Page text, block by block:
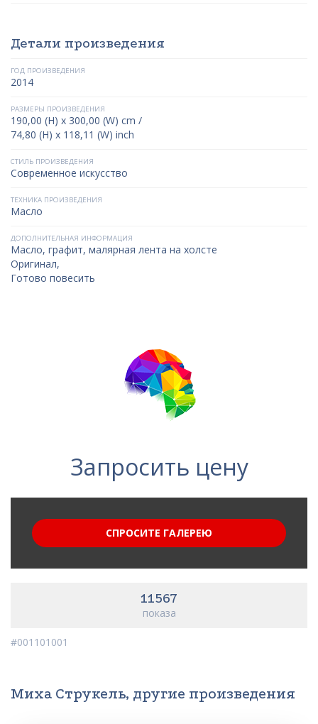
Детали произведения
ГОД ПРОИЗВЕДЕНИЯ
2014
РАЗМЕРЫ ПРОИЗВЕДЕНИЯ
190,00 (H) x 300,00 (W) cm /
74,80 (H) x 118,11 (W) inch
СТИЛЬ ПРОИЗВЕДЕНИЯ
Современное искусство
ТЕХНИКА ПРОИЗВЕДЕНИЯ
Масло
ДОПОЛНИТЕЛЬНАЯ ИНФОРМАЦИЯ
Mасло, графит, малярная лента на холсте
Оригинал,
Готово повесить
Запросить цену
СПРОСИТЕ ГАЛЕРЕЮ
11567
показа
#001101001
Миха Струкель, другие произведения